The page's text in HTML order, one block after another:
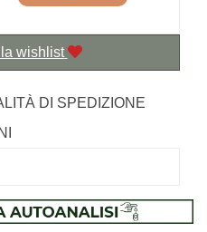
wishlist
DI SPEDIZIONE